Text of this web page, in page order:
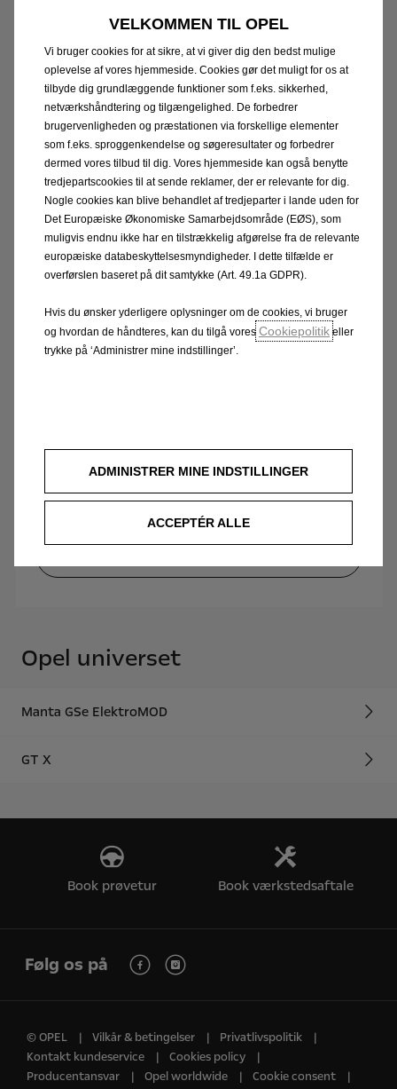
Manta er tilbage!
Se mere
Opel GT X Experimental
Opel universet
Manta GSe ElektroMOD
GT X
Book prøvetur Book værkstedsaftale
Følg os på
© OPEL Vilkår & betingelser
Privatlivspolitik
Kontakt kundeservice
Cookies policy
Producentansvar
Opel worldwide
Cookie consent
VELKOMMEN TIL OPEL
Vi bruger cookies for at sikre, at vi giver dig den bedst mulige
oplevelse af vores hjemmeside. Cookies gør det muligt for os at
tilbyde dig grundlæggende funktioner som f.eks. sikkerhed,
netværkshåndtering og tilgængelighed. De forbedrer
brugervenligheden og præstationen via forskellige elementer
som f.eks. sproggenkendelse og søgeresultater og forbedrer
dermed vores tilbud til dig. Vores hjemmeside kan også benytte
tredjepartscookies til at sende reklamer, der er relevante for dig.
Nogle cookies kan blive behandlet af tredjeparter i lande uden for
Det Europæiske Økonomiske Samarbejdsområde (EØS), som
muligvis endnu ikke har en tilstrækkelig afgørelse fra de relevante
europæiske databeskyttelsesmyndigheder. I dette tilfælde er
overførslen baseret på dit samtykke (Art. 49.1a GDPR).
Hvis du ønsker yderligere oplysninger om de cookies, vi bruger
og hvordan de håndteres, kan du tilgå vores Cookiepolitik eller
trykke på ‘Administrer mine indstillinger’.
ADMINISTRER MINE INDSTILLINGER
ACCEPTÉR ALLE